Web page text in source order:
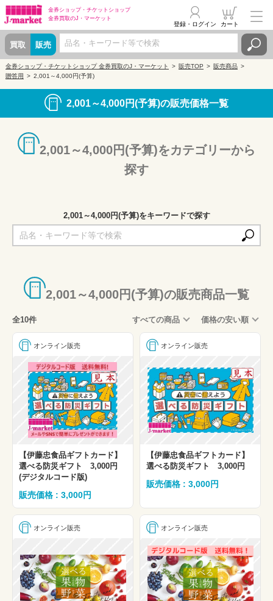
金券ショップ・ チケットショップ
金券買取のJ・マーケット
買取 販売
登録・ログイン カート
金券ショップ・チケットショップ 金券買取のJ・マーケット 販売TOP
販売商品
贈答用
2,001～4,000円(予算)
2,001～4,000円(予算)の販売価格一覧
2,001～4,000円(予算)をカテゴリーから
探す
2,001～4,000円(予算)をキーワードで探す
2,001～4,000円(予算)の販売商品一覧
全10件 すべての商品 価格の安い順
オンライン販売
【伊藤忠食品ギフトカード】
選べる防災ギフト 3,000円
(デジタルコード版)
販売価格 : 3,000円
オンライン販売
【伊藤忠食品ギフトカード】
選べる防災ギフト 3,000円
販売価格 : 3,000円
オンライン販売 オンライン販売